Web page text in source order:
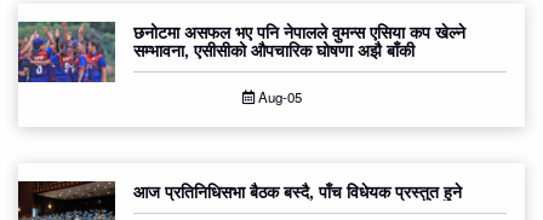
छनोटमा असफल भए पनि नेपालले वुमन्स एसिया कप खेल्ने
सम्भावना, एसीसीको औपचारिक घोषणा अझै बाँकी
Aug-05
आज प्रतिनिधिसभा बैठक बस्दै, पाँच विधेयक प्रस्तुत हुने